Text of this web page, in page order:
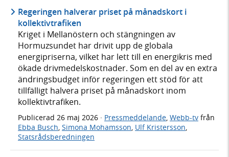
Regeringen halverar priset på månadskort i
kollektivtrafiken
Kriget i Mellanöstern och stängningen av
Hormuzsundet har drivit upp de globala
energipriserna, vilket har lett till en energikris med
ökade drivmedelskostnader. Som en del av en extra
ändringsbudget inför regeringen ett stöd för att
tillfälligt halvera priset på månadskort inom
kollektivtrafiken.
Publicerad 26 maj 2026 · Pressmeddelande, Webb-tv från
Ebba Busch, Simona Mohamsson, Ulf Kristersson,
Statsrådsberedningen